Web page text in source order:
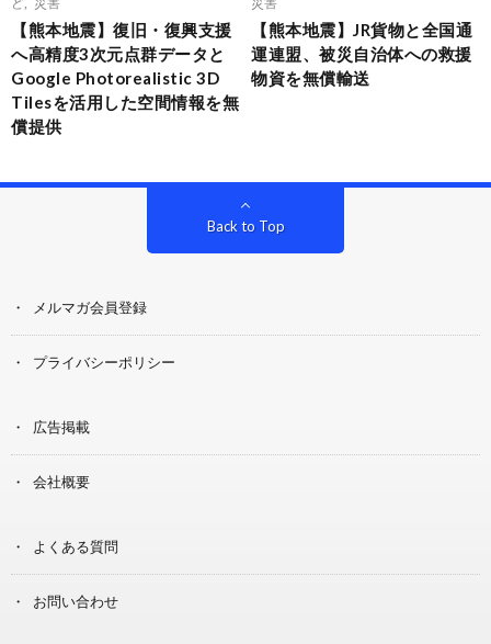
【熊本地震】復旧・復興支援
へ高精度3次元点群データと
Google Photorealistic 3D
Tilesを活用した空間情報を無
償提供
【熊本地震】JR貨物と全国通
運連盟、被災自治体への救援
物資を無償輸送
Back to Top
メルマガ会員登録
プライバシーポリシー
広告掲載
会社概要
よくある質問
お問い合わせ